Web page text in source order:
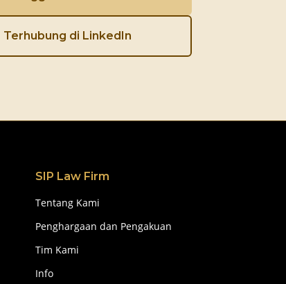
Terhubung di LinkedIn
SIP Law Firm
Tentang Kami
Penghargaan dan Pengakuan
Tim Kami
Info